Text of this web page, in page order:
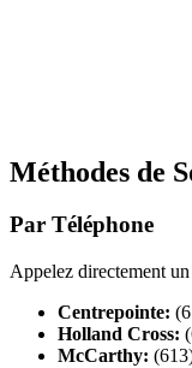
Méthodes de
Par Téléphone
Appelez directement
Centrepointe:
Holland Cross:
McCarthy: